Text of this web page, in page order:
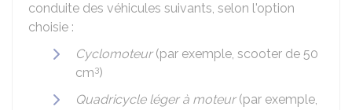
conduite des véhicules suivants, selon l'option
choisie :
Cyclomoteur(par exemple, scooter de 50
cm3)
Quadricycle léger à moteur(par exemple,